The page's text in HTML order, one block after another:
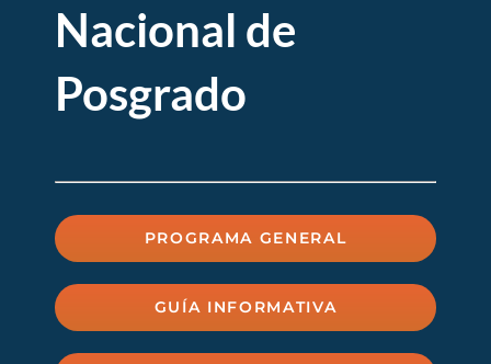
Nacional de
Posgrado
PROGRAMA GENERAL
GUÍA INFORMATIVA